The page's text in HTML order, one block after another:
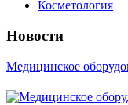
Косметология
Новости
Медицинское